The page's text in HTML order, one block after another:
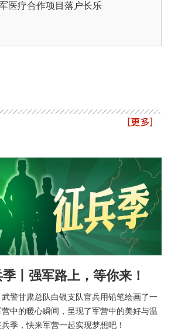
医疗合作项目落户长乐
丨强军路上，等你来！
警甘肃总队白银支队官兵用铅笔绘画了一
中的暖心瞬间，呈现了军营中的美好与温
季，快来军营一起实现梦想吧！